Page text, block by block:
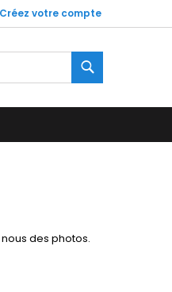
Créez votre compte
des photos.